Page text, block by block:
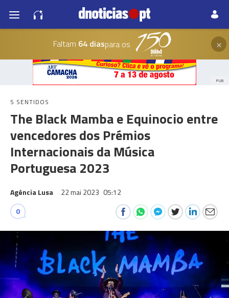
Faltam 64 diaspara os ×
PUB
5 SENTIDOS
The Black Mamba e Equinocio entre
vencedores dos Prémios
Internacionais da Música
Portuguesa 2023
Agência Lusa 22 mai 2023 05:12
0